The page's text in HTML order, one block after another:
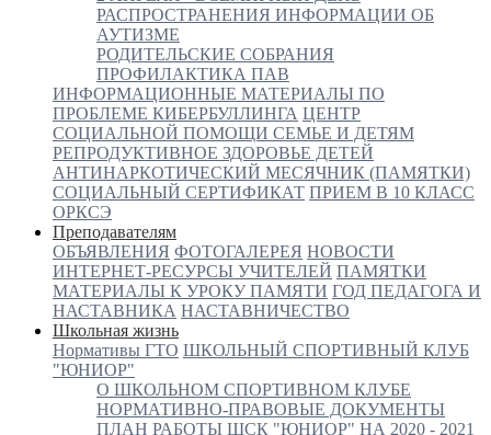
РАСПРОСТРАНЕНИЯ ИНФОРМАЦИИ ОБ
АУТИЗМЕ
РОДИТЕЛЬСКИЕ СОБРАНИЯ
ПРОФИЛАКТИКА ПАВ
ИНФОРМАЦИОННЫЕ МАТЕРИАЛЫ ПО
ПРОБЛЕМЕ КИБЕРБУЛЛИНГА ЦЕНТР
СОЦИАЛЬНОЙ ПОМОЩИ СЕМЬЕ И ДЕТЯМ
РЕПРОДУКТИВНОЕ ЗДОРОВЬЕ ДЕТЕЙ
АНТИНАРКОТИЧЕСКИЙ МЕСЯЧНИК (ПАМЯТКИ)
СОЦИАЛЬНЫЙ СЕРТИФИКАТ ПРИЕМ В 10 КЛАСС
ОРКСЭ
Преподавателям
ОБЪЯВЛЕНИЯ ФОТОГАЛЕРЕЯ НОВОСТИ
ИНТЕРНЕТ-РЕСУРСЫ УЧИТЕЛЕЙ ПАМЯТКИ
МАТЕРИАЛЫ К УРОКУ ПАМЯТИ ГОД ПЕДАГОГА И
НАСТАВНИКА НАСТАВНИЧЕСТВО
Школьная жизнь
Нормативы ГТО ШКОЛЬНЫЙ СПОРТИВНЫЙ КЛУБ
"ЮНИОР"
О ШКОЛЬНОМ СПОРТИВНОМ КЛУБЕ
НОРМАТИВНО-ПРАВОВЫЕ ДОКУМЕНТЫ
ПЛАН РАБОТЫ ШСК "ЮНИОР" НА 2020 - 2021